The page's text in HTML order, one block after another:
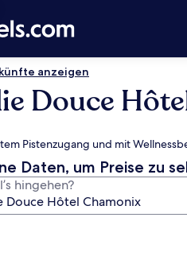
anzeigen
Douce
Pistenzugang und mit
Daten, um Preise zu
hingehen?